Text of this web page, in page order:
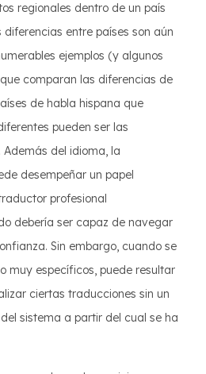
regionales dentro de un país
diferencias entre países son aún
ejemplos (y algunos
comparan las diferencias de
de habla hispana que
pueden ser las
del idioma, la
desempeñar un papel
profesional
debería ser capaz de navegar
Sin embargo, cuando se
muy específicos, puede resultar
ciertas traducciones sin un
sistema a partir del cual se ha